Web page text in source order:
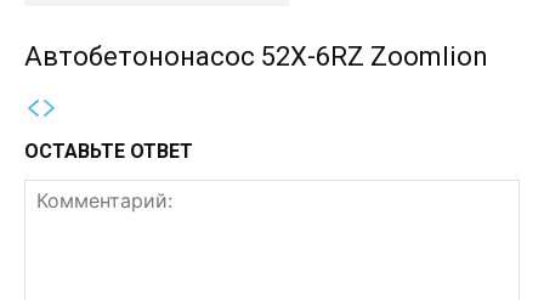
Автобетононасос 52X-6RZ Zoomlion
ОСТАВЬТЕ ОТВЕТ